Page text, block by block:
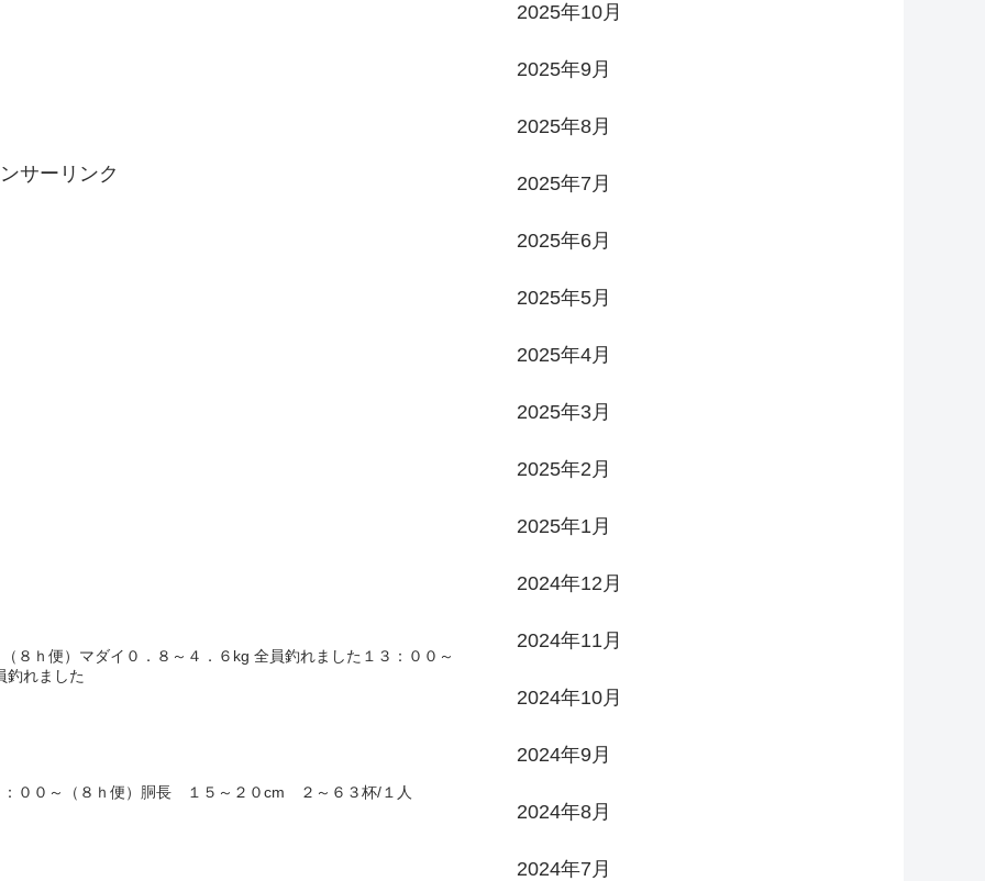
サーリンク
８ｈ便）マダイ０．８～４．６kg 全員釣れました１３：００～
釣れました
００～（８ｈ便）胴長 １５～２０cm ２～６３杯/１人
2025年10月
2025年9月
2025年8月
2025年7月
2025年6月
2025年5月
2025年4月
2025年3月
2025年2月
2025年1月
2024年12月
2024年11月
2024年10月
2024年9月
2024年8月
2024年7月